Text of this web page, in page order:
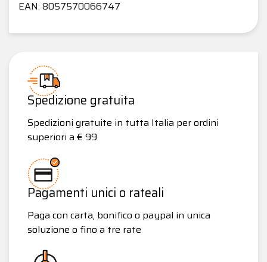
EAN: 8057570066747
Spedizione gratuita
Spedizioni gratuite in tutta Italia per ordini
superiori a € 99
Pagamenti unici o rateali
Paga con carta, bonifico o paypal in unica
soluzione o fino a tre rate